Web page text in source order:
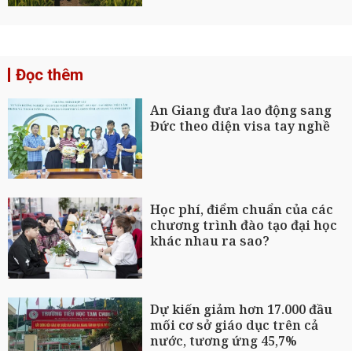
Đọc thêm
An Giang đưa lao động sang
Đức theo diện visa tay nghề
Học phí, điểm chuẩn của các
chương trình đào tạo đại học
khác nhau ra sao?
Dự kiến giảm hơn 17.000 đầu
mối cơ sở giáo dục trên cả
nước, tương ứng 45,7%